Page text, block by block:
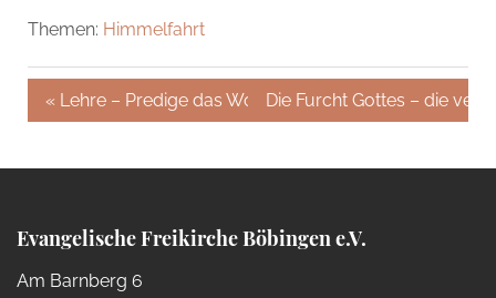
Themen: Himmelfahrt
« Lehre – Predige das Wort Die Furcht Gottes – die
Evangelische Freikirche Böbingen e.V.
Am Barnberg 6